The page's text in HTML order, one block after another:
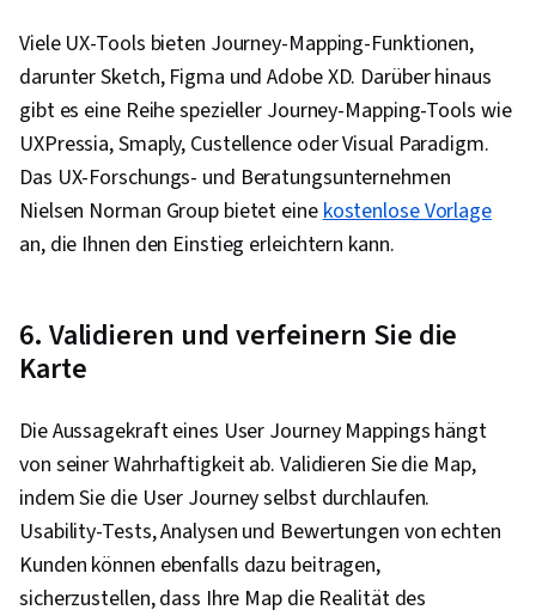
Viele UX-Tools bieten Journey-Mapping-Funktionen,
darunter Sketch, Figma und Adobe XD. Darüber hinaus
gibt es eine Reihe spezieller Journey-Mapping-Tools wie
UXPressia, Smaply, Custellence oder Visual Paradigm.
Das UX-Forschungs- und Beratungsunternehmen
Nielsen Norman Group bietet einekostenlose Vorlage
an, die Ihnen den Einstieg erleichtern kann.
6. Validieren und verfeinern Sie die
Karte
Die Aussagekraft eines User Journey Mappings hängt
von seiner Wahrhaftigkeit ab. Validieren Sie die Map,
indem Sie die User Journey selbst durchlaufen.
Usability-Tests, Analysen und Bewertungen von echten
Kunden können ebenfalls dazu beitragen,
sicherzustellen, dass Ihre Map die Realität des